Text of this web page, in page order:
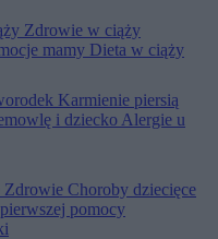
Zdrowie w ciąży
mamy Dieta w ciąży
Karmienie piersią
i dziecko Alergie u
Zdrowie Choroby dziecięce
pomocy